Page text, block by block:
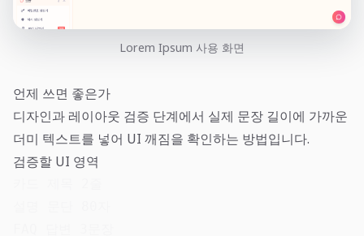
Lorem Ipsum 사용 화면
언제 쓰면 좋은가
디자인과 레이아웃 검증 단계에서 실제 문장 길이에 가까운
더미 텍스트를 넣어 UI 깨짐을 확인하는 방법입니다.
검증할 UI 영역